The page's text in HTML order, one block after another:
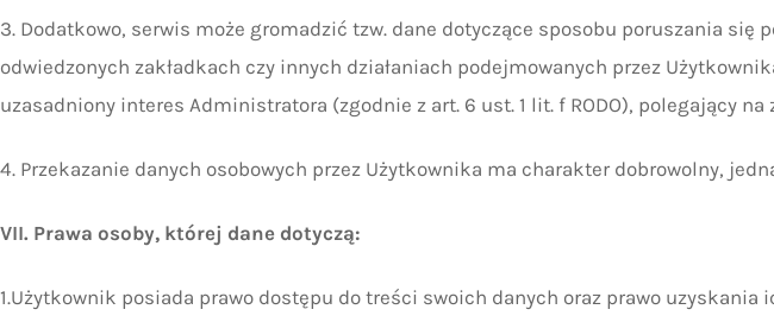
3. Dodatkowo, serwis może gromadzić tzw. dane dotyczące sposobu poruszania
odwiedzonych zakładkach czy innych działaniach podejmowanych przez
uzasadniony interes Administratora (zgodnie z art. 6 ust. 1 lit. f RODO), polegający
4. Przekazanie danych osobowych przez Użytkownika ma charakter dobrowolny,
VII. Prawa osoby, której dane dotyczą:
1.Użytkownik posiada prawo dostępu do treści swoich danych oraz prawo